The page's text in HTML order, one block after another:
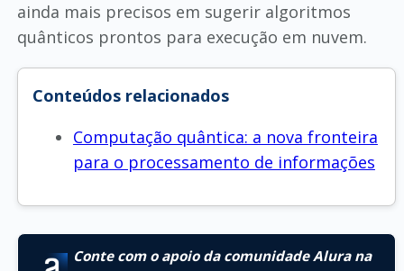
ainda mais precisos em sugerir algoritmos
quânticos prontos para execução em nuvem.
Conteúdos relacionados
Computação quântica: a nova fronteira
para o processamento de informações
Conte com o apoio da comunidade Alura na